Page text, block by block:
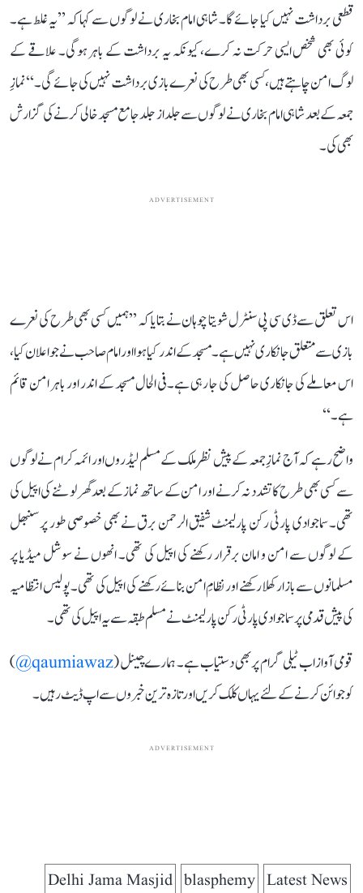
قطعی برداشت نہیں کیا جائے گا۔ شاہی امام بخاری نے لوگوں سے کہا کہ ’’یہ غلط ہے۔
کوئی بھی شخص ایسی حرکت نہ کرے، کیونکہ یہ برداشت کے باہر ہوگی۔ علاقے کے
لوگ امن چاہتے ہیں، کسی بھی طرح کی نعرے بازی برداشت نہیں کی جائے گی۔‘‘ نمازِ
جمعہ کے بعد شاہی امام بخاری نے لوگوں سے جلد از جلد جامع مسجد خالی کرنے کی گزارش
بھی کی۔
ADVERTISEMENT
اس تعلق سے ڈی سی پی سنٹرل شویتا چوہان نے بتایا کہ ’’ہمیں کسی بھی طرح کی نعرے
بازی سے متعلق جانکاری نہیں ہے۔ مسجد کے اندر کیا ہوا اور امام صاحب نے جو اعلان کیا،
اس معاملے کی جانکاری حاصل کی جا رہی ہے۔ فی الحال مسجد کے اندر اور باہر امن قائم
ہے۔‘‘
واضح رہے کہ آج نمازِ جمعہ کے پیش نظر ملک کے مسلم لیڈروں اور ائمہ کرام نے لوگوں
سے کسی بھی طرح کا تشدد نہ کرنے اور امن کے ساتھ نماز کے بعد گھر لوٹنے کی اپیل کی
تھی۔ سماجوادی پارٹی رکن پارلیمنٹ شفیق الرحمن برق نے بھی خصوصی طور پر سنبھل
کے لوگوں سے امن و امان برقرار رکھنے کی اپیل کی تھی۔ انھوں نے سوشل میڈیا پر
مسلمانوں سے بازار کھلا رکھنے اور نظامِ امن بنائے رکھنے کی اپیل کی تھی۔ پولیس انتظامیہ
کی پیش قدمی پر سماجوادی پارٹی رکن پارلیمنٹ نے مسلم طبقہ سے یہ اپیل کی تھی۔
قومی آواز اب ٹیلی گرام پر بھی دستیاب ہے۔ ہمارے چینل (qaumiawaz@
)
کو جوائن کرنے کے لئے یہاں کلک کریں اور تازہ ترین خبروں سے اپ ڈیٹ رہیں۔
ADVERTISEMENT
Latest News
blasphemy
Delhi Jama Masjid